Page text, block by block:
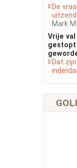
De
Mark
Vrije
gestopt
Dat